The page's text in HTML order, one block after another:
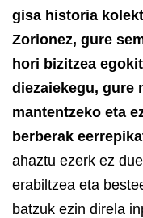
gisa historia
Zorionez, gure
hori bizitzea
diezaiekegu, gure
mantentzeko eta
berberak
ahaztu ezerk ez
erabiltzea eta
batzuk ezin direla